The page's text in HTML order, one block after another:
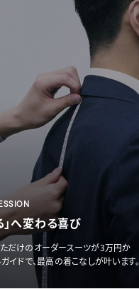
」へ変わる喜び
だけのオーダースーツが3万円か
イドで、最高の着こなしが叶います。